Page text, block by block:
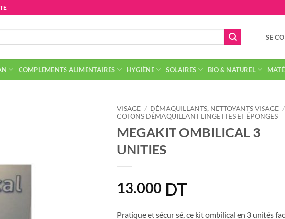
SE
COMPLÉMENTS ALIMENTAIRES HYGIÈNE SOLAIRES BIO & NATUREL
VISAGE / DÉMAQUILLANTS, NETTOYANTS VISAGE /
COTONS DÉMAQUILLANT LINGETTES ET ÉPONGES
MEGAKIT OMBILICAL 3
UNITIES
13.000 DT
Pratique et sécurisé, ce kit ombilical en 3 unités